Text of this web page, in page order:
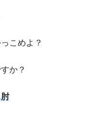
こめよ？
か？